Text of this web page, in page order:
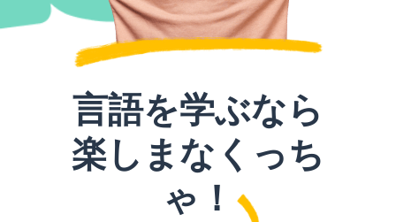
言語を学ぶなら
楽しまなくっち
ゃ！